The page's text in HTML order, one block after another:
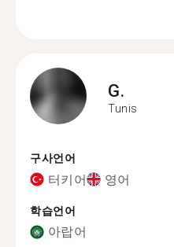
G.
Tunis
구사언어
터키어 영어
학습언어
아랍어